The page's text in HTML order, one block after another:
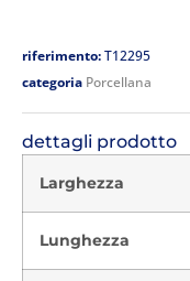
riferimento:T12295
categoria Porcellana
dettagli prodotto
Larghezza
Lunghezza